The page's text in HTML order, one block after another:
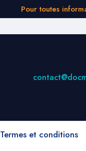
Pour toutes
Termes et conditions